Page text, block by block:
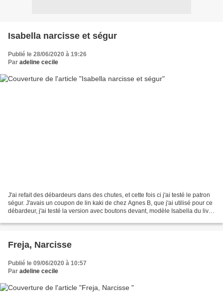
Isabella narcisse et ségur
Publié le 28/06/2020 à 19:26
Par adeline cecile
J'ai refait des débardeurs dans des chutes, et cette fois ci j'ai testé le patron
ségur. J'avais un coupon de lin kaki de chez Agnes B, que j'ai utilisé pour ce
débardeur, j'ai testé la version avec boutons devant, modèle Isabella du livre
Freja, Narcisse
Publié le 09/06/2020 à 10:57
Par adeline cecile